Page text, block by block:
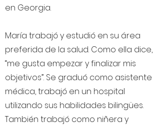
en Georgia.
María trabajó y estudió en su área
preferida de la salud. Como ella dice,
“me gusta empezar y finalizar mis
objetivos”. Se graduó como asistente
médica, trabajó en un hospital
utilizando sus habilidades bilingües.
También trabajó como niñera y